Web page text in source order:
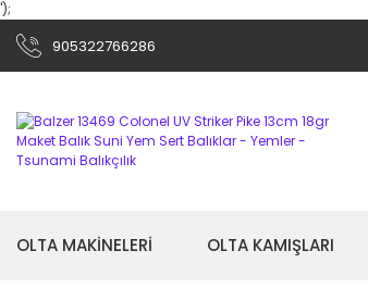
');
905322766286
OLTA MAKİNELERİ OLTA KAMIŞLARI